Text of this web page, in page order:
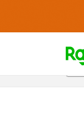
t
p
概覽